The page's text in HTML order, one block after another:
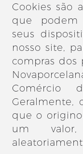
Cookies são
que podem
seus
nosso site,
compras dos
Comércio
Geralmente,
que o
um